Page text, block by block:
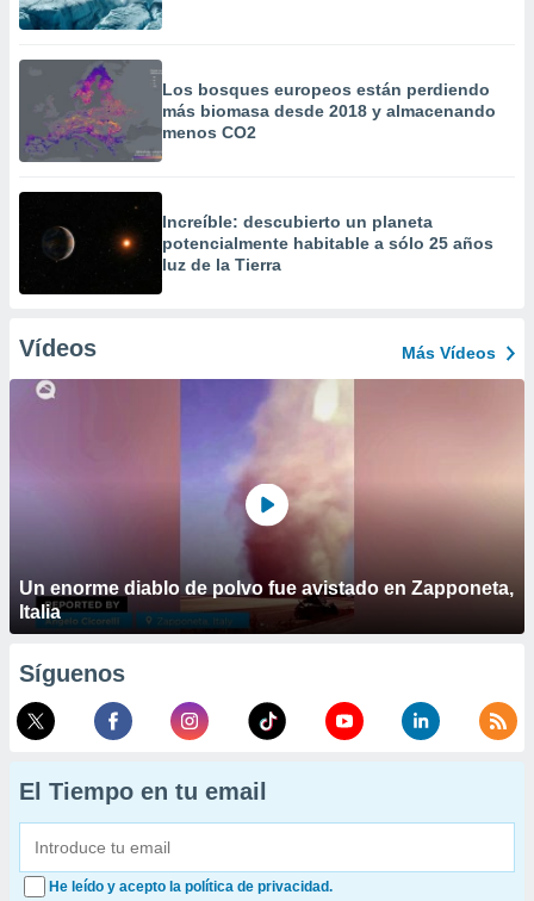
Los bosques europeos están perdiendo
más biomasa desde 2018 y almacenando
menos CO2
Increíble: descubierto un planeta
potencialmente habitable a sólo 25 años
luz de la Tierra
Vídeos Más Vídeos
Un enorme diablo de polvo fue avistado en Zapponeta,
Italia
Síguenos
El Tiempo en tu email
He leído y acepto la política de privacidad.